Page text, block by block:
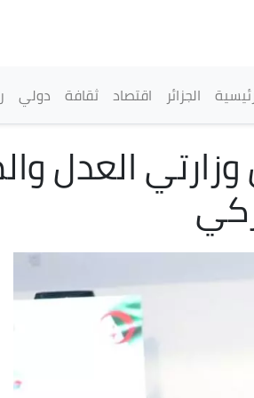
الرئيسيةالجزائر اقتصاد ثقافة دولي
العدل